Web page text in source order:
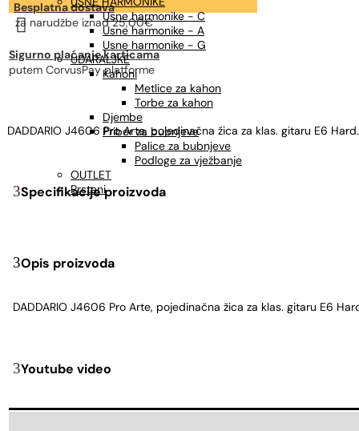
Usne harmonike - C
Usne harmonike - A
Usne harmonike - G
UDARALJKE
Kahoni
Metlice za kahon
Torbe za kahon
Djembe
Pribor za bubnjeve
Palice za bubnjeve
Podloge za vježbanje
OUTLET
Prsteni
Besplatna dostava
za narudžbe iznad 25,00€

Sigurno plaćanje karticama
putem CorvusPay platforme
DADDARIO J4606 Pro Arte, pojedinačna žica za klas. gitaru E6 Hard.
Specifikacije proizvoda
Opis proizvoda
DADDARIO J4606 Pro Arte, pojedinačna žica za klas. gitaru E6
Youtube video